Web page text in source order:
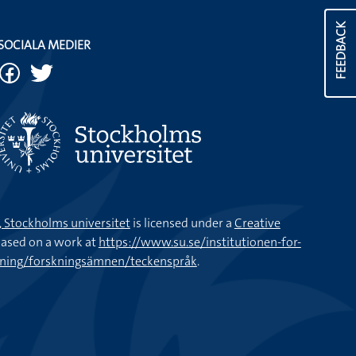
FEEDBACK
MEDIER
universitetis licensed under aCreative
on a work athttps://www.su.se/institutionen-for-
forskningsämnen/teckenspråk.